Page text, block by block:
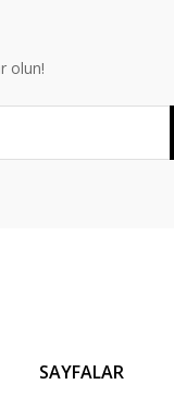
olun!
SAYFALAR